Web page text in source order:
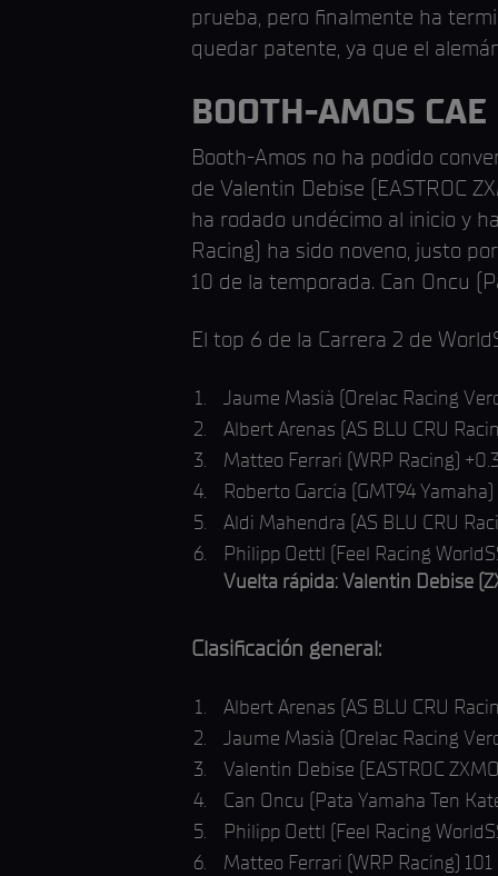
prueba, pero finalmente ha
quedar patente, ya que el
BOOTH-AMOS
Booth-Amos no ha podido
de Valentin Debise (EASTROC
ha rodado undécimo al inicio y
Racing) ha sido noveno, justo
10 de la temporada. Can Oncu
El top 6 de la Carrera 2 de
Jaume Masià (Orelac Racing
Albert Arenas (AS BLU CRU
Matteo Ferrari (WRP Racing)
Roberto García (GMT94
Aldi Mahendra (AS BLU CRU
Philipp Oettl (Feel Racing
Vuelta rápida: Valentin Debise
Clasificación general:
Albert Arenas (AS BLU CRU
Jaume Masià (Orelac Racing
Valentin Debise (EASTROC
Can Oncu (Pata Yamaha Ten
Philipp Oettl (Feel Racing
Matteo Ferrari (WRP Racing) 101